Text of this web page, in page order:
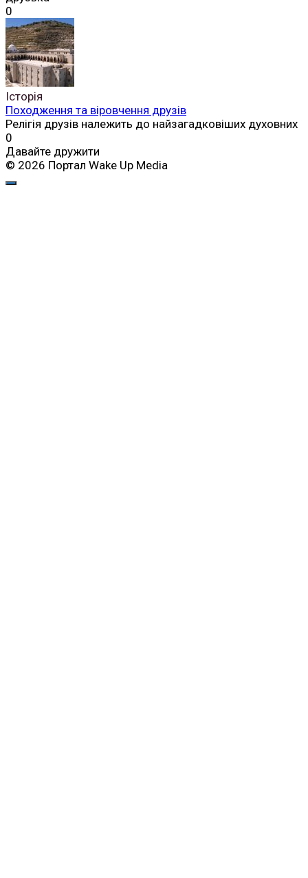
0
Історія
Походження та віровчення друзів
Релігія друзів належить до найзагадковіших духовних
0
Давайте дружити
© 2026 Портал Wake Up Media